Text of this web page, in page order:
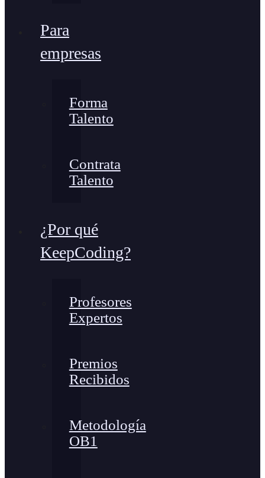
Para
empresas
Forma
Talento
Contrata
Talento
¿Por qué
KeepCoding?
Profesores
Expertos
Premios
Recibidos
Metodología
OB1